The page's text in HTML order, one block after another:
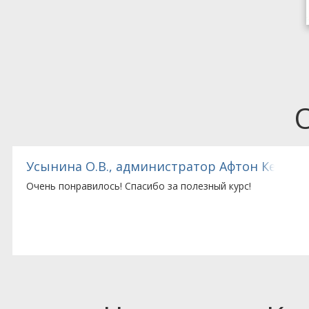
(Великобритания), представительство
Попова С.В., гл. бухгалтер ЗАО «Мёллер»
Очень довольна преподавателем. Усваивается материал